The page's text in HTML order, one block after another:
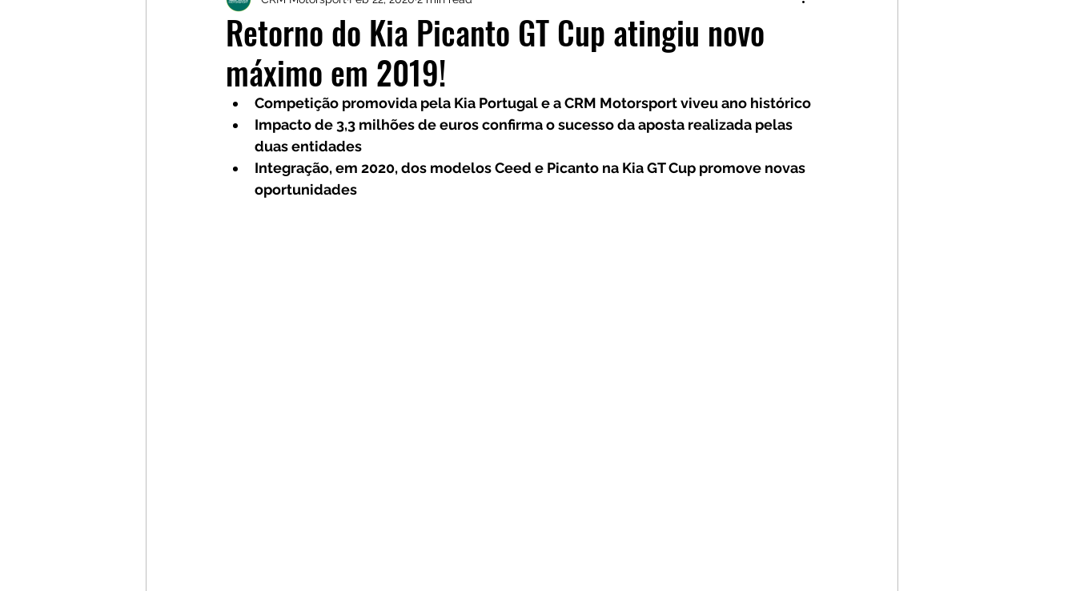
Retorno do Kia Picanto GT Cup atingiu novo
máximo em 2019!
Competição promovida pela Kia Portugal e a CRM Motorsport viveu ano histórico
Impacto de 3,3 milhões de euros confirma o sucesso da aposta realizada pelas
duas entidades
Integração, em 2020, dos modelos Ceed e Picanto na Kia GT Cup promove novas
oportunidades